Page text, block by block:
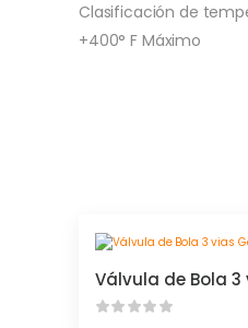
Clasificación de
+400° F Máximo
Válvula de Bola 3